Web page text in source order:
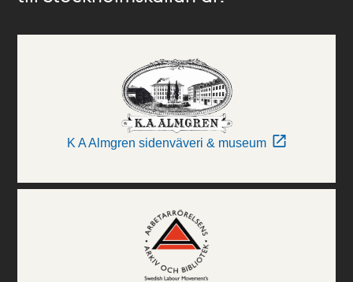
K A Almgren sidenväveri & museum